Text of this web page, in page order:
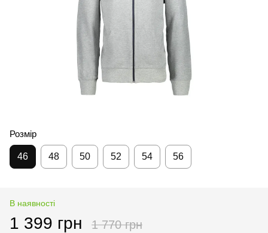
Розмір
46 48 50 52 54 56
В наявності
1 399 грн 1 770 грн